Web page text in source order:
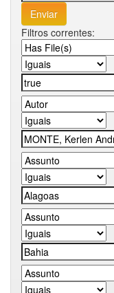
Filtros correntes: